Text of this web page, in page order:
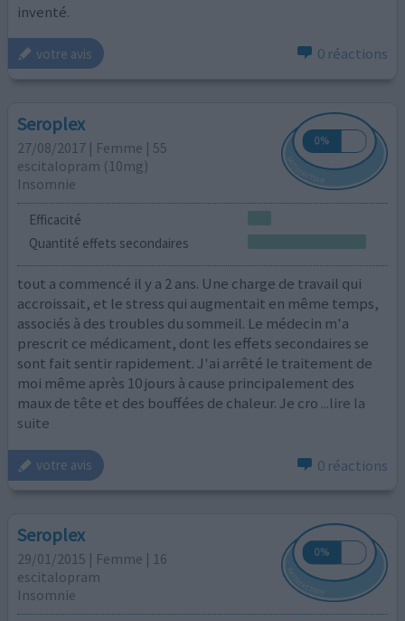
inventé.
votre avis 0 réactions
Seroplex
27/08/2017 | Femme | 55
escitalopram (10mg)
Insomnie
Efficacité
Quantité effets secondaires
tout a commencé il y a 2 ans. Une charge de travail qui
accroissait, et le stress qui augmentait en même temps,
associés à des troubles du sommeil. Le médecin m'a
prescrit ce médicament, dont les effets secondaires se
sont fait sentir rapidement. J'ai arrêté le traitement de
moi même après 10 jours à cause principalement des
maux de tête et des bouffées de chaleur. Je cro ...lire la
suite
votre avis 0 réactions
Seroplex
29/01/2015 | Femme | 16
escitalopram
Insomnie